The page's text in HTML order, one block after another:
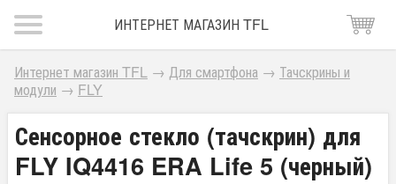
ИНТЕРНЕТ МАГАЗИН TFL
Интернет магазин TFL → Для смартфона → Тачскрины и
модули → FLY
Сенсорное стекло (тачскрин) для
FLY IQ4416 ERA Life 5 (черный)